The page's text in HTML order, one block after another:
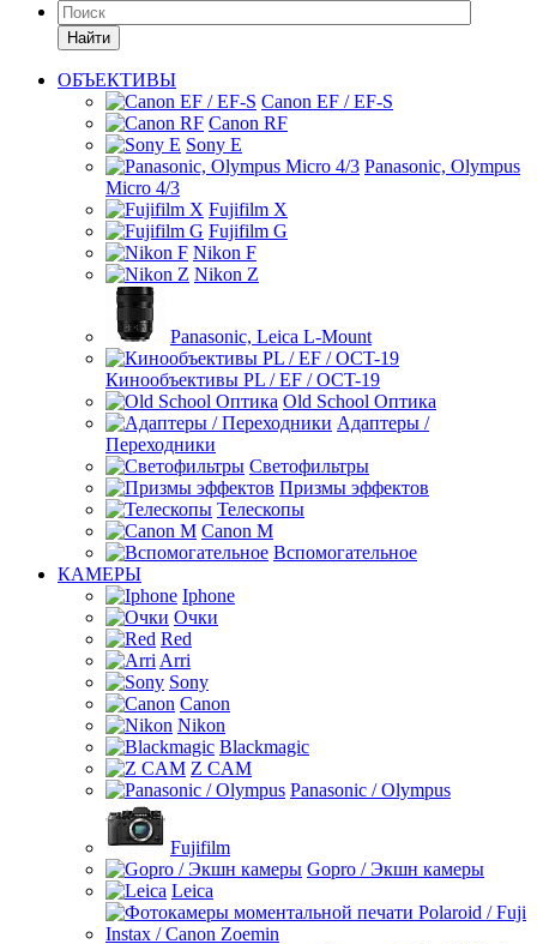
Найти
ОБЪЕКТИВЫ
Canon EF / EF-S
Canon RF
Sony E
Panasonic, Olympus
Micro 4/3
Fujifilm X
Fujifilm G
Nikon F
Nikon Z
Panasonic, Leica L-Mount
Кинообъективы PL / EF / OCT-19
Old School Оптика
Адаптеры /
Переходники
Светофильтры
Призмы эффектов
Телескопы
Canon M
Вспомогательное
КАМЕРЫ
Iphone
Очки
Red
Arri
Sony
Canon
Nikon
Blackmagic
Z CAM
Panasonic / Olympus
Fujifilm
Gopro / Экшн камеры
Leica